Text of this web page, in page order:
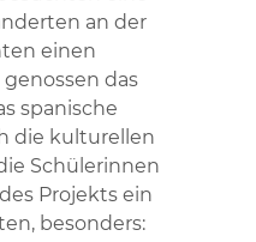
an der
einen
das
spanische
die kulturellen
Schülerinnen
Projekts ein
besonders: